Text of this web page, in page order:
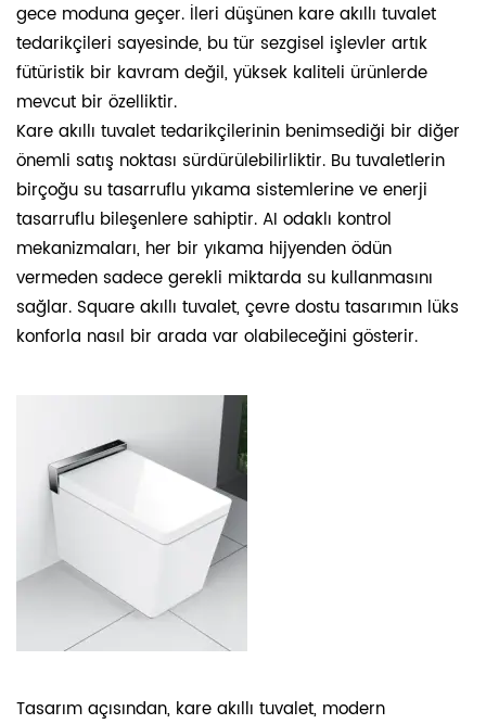
gece moduna geçer. İleri düşünen kare akıllı tuvalet
tedarikçileri sayesinde, bu tür sezgisel işlevler artık
fütüristik bir kavram değil, yüksek kaliteli ürünlerde
mevcut bir özelliktir.
Kare akıllı tuvalet tedarikçilerinin benimsediği bir diğer
önemli satış noktası sürdürülebilirliktir. Bu tuvaletlerin
birçoğu su tasarruflu yıkama sistemlerine ve enerji
tasarruflu bileşenlere sahiptir. AI odaklı kontrol
mekanizmaları, her bir yıkama hijyenden ödün
vermeden sadece gerekli miktarda su kullanmasını
sağlar. Square akıllı tuvalet, çevre dostu tasarımın lüks
konforla nasıl bir arada var olabileceğini gösterir.
Tasarım açısından, kare akıllı tuvalet, modern